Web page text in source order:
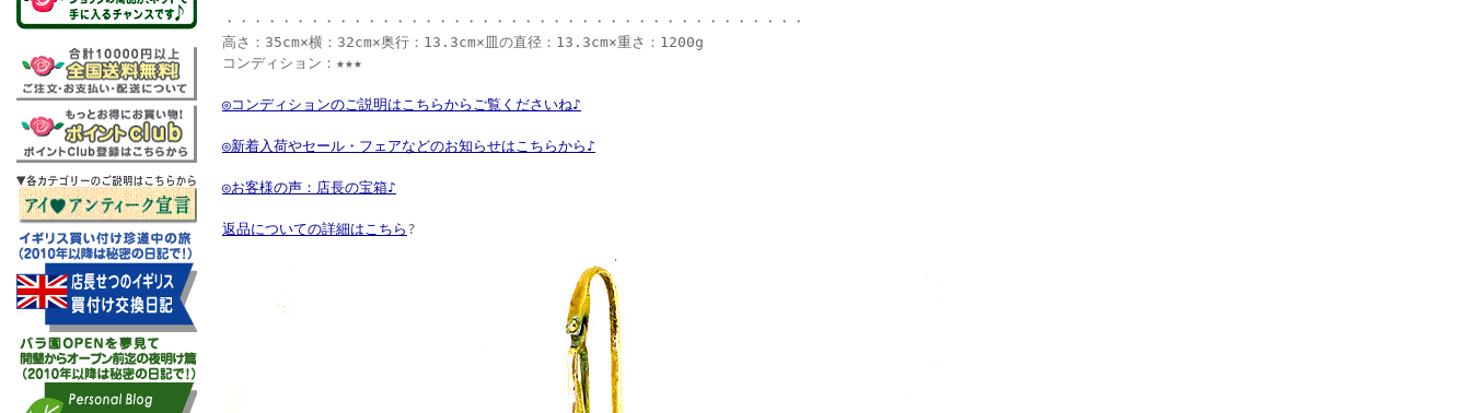
・・・・・・・・・・・・・・・・・・・・・・・・・・・・・・・・・・・・・・・・・
高さ：35cm×横：32cm×奥行：13.3cm×皿の直径：13.3cm×重さ：1200g
コンディション：★★★
◎コンディションのご説明はこちらからご覧くださいね♪
◎新着入荷やセール・フェアなどのお知らせはこちらから♪
◎お客様の声：店長の宝箱♪
返品についての詳細はこちら ?